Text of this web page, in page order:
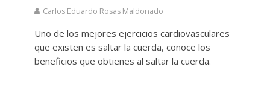
Carlos Eduardo Rosas Maldonado
Uno de los mejores ejercicios cardiovasculares
que existen es saltar la cuerda, conoce los
beneficios que obtienes al saltar la cuerda.